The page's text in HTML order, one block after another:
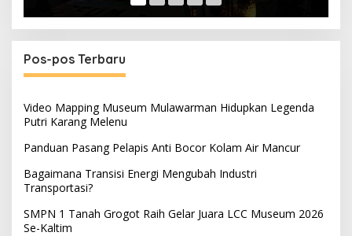
Pos-pos Terbaru
Video Mapping Museum Mulawarman Hidupkan Legenda
Putri Karang Melenu
Panduan Pasang Pelapis Anti Bocor Kolam Air Mancur
Bagaimana Transisi Energi Mengubah Industri
Transportasi?
SMPN 1 Tanah Grogot Raih Gelar Juara LCC Museum 2026
Se-Kaltim